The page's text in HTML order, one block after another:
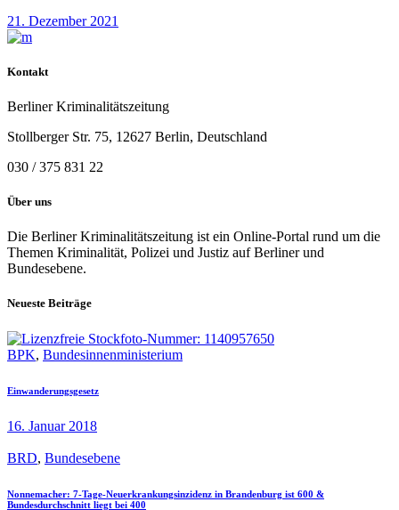
21. Dezember 2021
Kontakt
Berliner Kriminalitätszeitung
Stollberger Str. 75, 12627 Berlin, Deutschland
030 / 375 831 22
Über uns
Die Berliner Kriminalitätszeitung ist ein Online-Portal rund um die
Themen Kriminalität, Polizei und Justiz auf Berliner und
Bundesebene.
Neueste Beiträge
BPK, Bundesinnenministerium
Einwanderungsgesetz
16. Januar 2018
BRD, Bundesebene
Nonnemacher: 7-Tage-Neuerkrankungsinzidenz in Brandenburg ist 600 &
Bundesdurchschnitt liegt bei 400